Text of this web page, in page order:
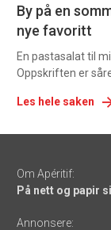
By på en
nye favoritt
En pastasalat til
Oppskriften er
Les hele saken
Om Apéritif:
På nett og papir
Annonsere: